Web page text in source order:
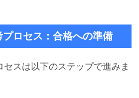
ロセス：合格への準備
スは以下のステップで進みま